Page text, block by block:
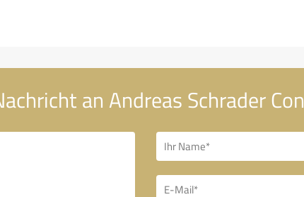
an Andreas Schrader